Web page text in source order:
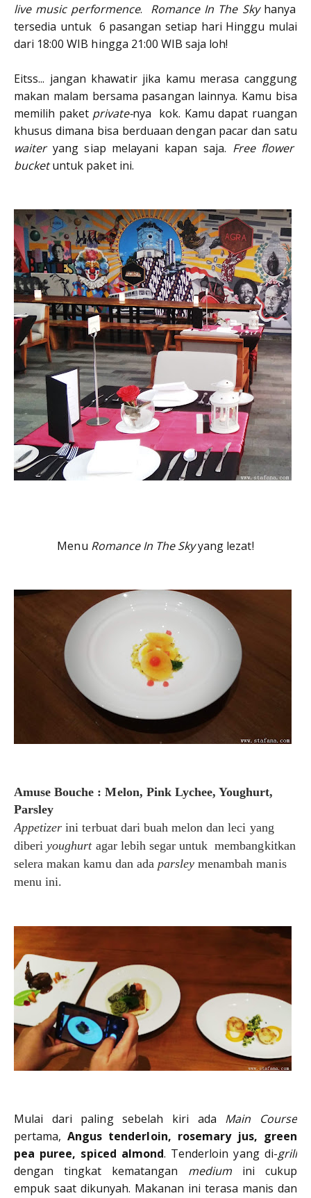
live music performence. Romance In The Sky hanya
tersedia untuk 6 pasangan setiap hari Hinggu mulai
dari 18:00 WIB hingga 21:00 WIB saja loh!
Eitss... jangan khawatir jika kamu merasa canggung
makan malam bersama pasangan lainnya. Kamu bisa
memilih paket private-nya kok. Kamu dapat ruangan
khusus dimana bisa berduaan dengan pacar dan satu
waiter yang siap melayani kapan saja. Free flower
bucketuntuk paket ini.
Menu Romance In The Skyyang lezat!
Amuse Bouche :Melon, Pink Lychee, Youghurt,
Parsley
Appetizer ini terbuat dari buah melon dan leci yang
diberi youghurtagar lebih segar untuk membangkitkan
selera makan kamu dan ada parsley menambah manis
menu ini.
Mulai dari paling sebelah kiri ada Main Course
pertama,Angus tenderloin, rosemary jus, green
pea puree, spiced almond. Tenderloin yang di-grill
dengan tingkat kematangan medium ini cukup
empuk saat dikunyah. Makanan ini terasa manis dan